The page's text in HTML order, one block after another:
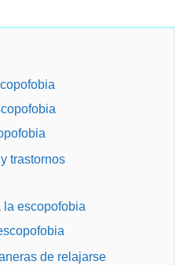
trastornos
la escopofobia
de relajarse